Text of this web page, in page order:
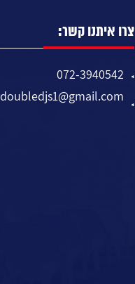
צרו איתנו קשר:
072-3940542
doubledjs1@gmail.com